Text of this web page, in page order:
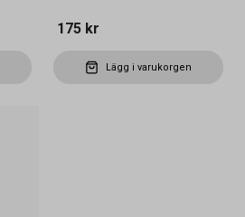
175 kr
Lägg i varukorgen